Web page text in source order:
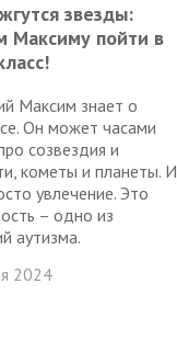
звезды:
Максиму пойти в
Максим знает о
Он может часами
созвездия и
кометы и планеты. И
увлечение. Это
– одно из
аутизма.
2024